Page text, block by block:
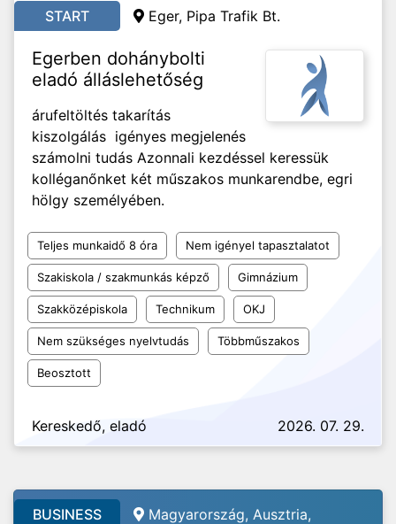
START Eger, Pipa Trafik Bt.
Egerben dohánybolti
eladó álláslehetőség
árufeltöltés takarítás
kiszolgálás igényes megjelenés
számolni tudás Azonnali kezdéssel keressük
kolléganőnket két műszakos munkarendbe, egri
hölgy személyében.
Teljes munkaidő 8 óra Nem igényel tapasztalatot
Szakiskola / szakmunkás képző Gimnázium
Szakközépiskola Technikum OKJ
Nem szükséges nyelvtudás Többműszakos
Beosztott
Kereskedő, eladó 2026. 07. 29.
BUSINESS
Magyarország, Ausztria,